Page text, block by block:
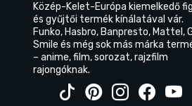
Közép-Kelet-Európa kiemelkedő
és gyűjtői termék kínálatával vár.
Funko, Hasbro, Banpresto, Mattel,
Smile és még sok más márka
– anime, film, sorozat, rajzfilm
rajongóknak.